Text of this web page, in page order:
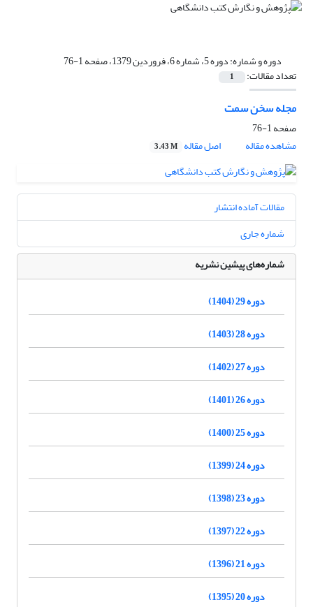
دوره و شماره:دوره 5، شماره 6، فروردین 1379، صفحه 1-76
تعداد مقالات: 1
مجله سخن سمت
صفحه1-76
مشاهده مقاله
اصل مقاله 3.43 M
مقالات آماده انتشار
شماره جاری
شماره‌های پیشین نشریه
دوره 29 (1404)
دوره 28 (1403)
دوره 27 (1402)
دوره 26 (1401)
دوره 25 (1400)
دوره 24 (1399)
دوره 23 (1398)
دوره 22 (1397)
دوره 21 (1396)
دوره 20 (1395)